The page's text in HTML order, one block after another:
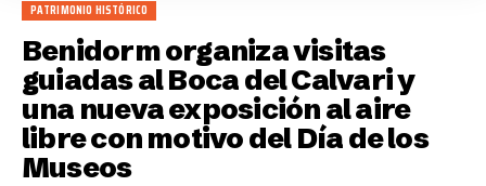
PATRIMONIO HISTÓRICO
Benidorm organiza visitas
guiadas al Boca del Calvari y
una nueva exposición al aire
libre con motivo del Día de los
Museos